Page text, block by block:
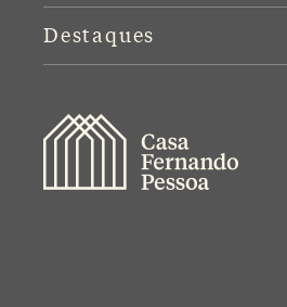
Destaques